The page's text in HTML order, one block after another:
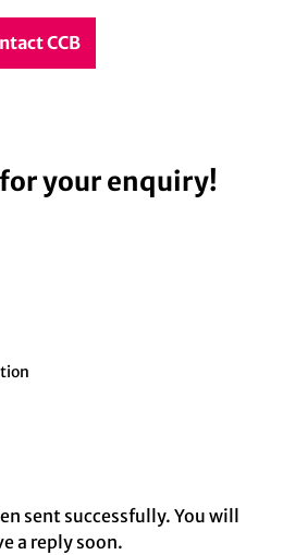
CCB
your enquiry!
sent successfully. You will
a reply soon.